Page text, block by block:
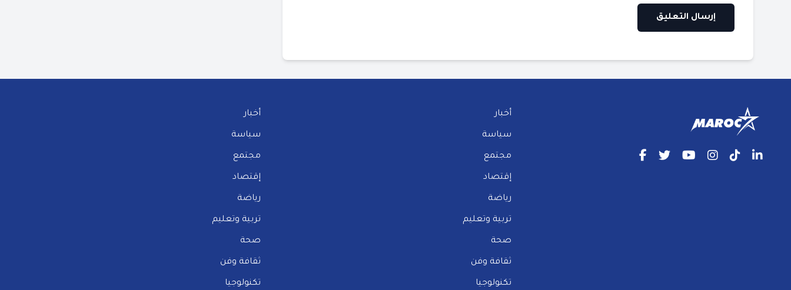
أخبار
سياسة
مجتمع
إقتصاد
رياضة
تربية وتعليم
صحة
ثقافة وفن
تكنولوجيا
أخبار
سياسة
مجتمع
إقتصاد
رياضة
تربية وتعليم
صحة
ثقافة وفن
تكنولوجيا